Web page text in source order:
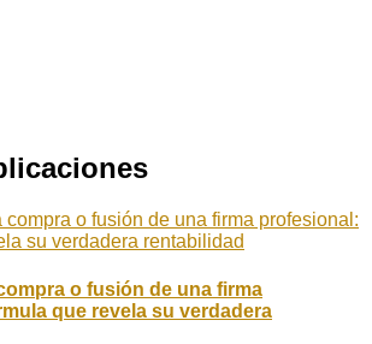
o fusión de una firma
que revela su verdadera